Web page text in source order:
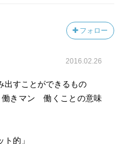
しない代わりに自分の時
らない時間をサボる時間
高いことでもある。「時
かによって、サラリーマ
どちらのリスクが大きい
フォロー
2016.02.26
出すことができるもの
きマン 働くことの意味
的」